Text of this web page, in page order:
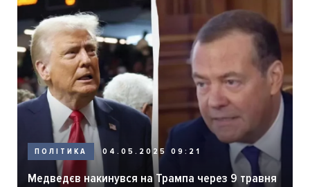
ПОЛІТИКА 04.05.2025 09:21
Медведєв накинувся на Трампа через 9 травня